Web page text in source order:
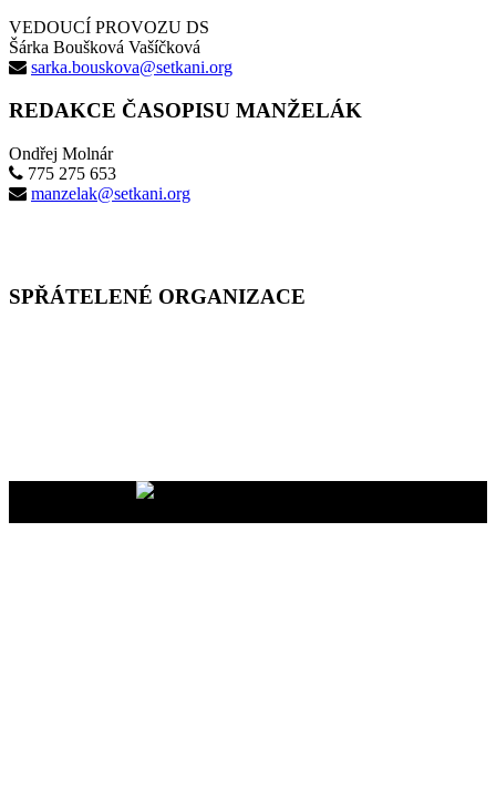
VEDOUCÍ PROVOZU DS
Šárka Boušková Vašíčková
sarka.bouskova@setkani.org
REDAKCE ČASOPISU MANŽELÁK
Ondřej Molnár
775 275 653
manzelak@setkani.org
SPŘÁTELENÉ ORGANIZACE